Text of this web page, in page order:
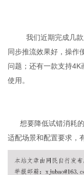
我们近期完成几
同步推流效果好，操作
问题；还有一款支持4K
使用。
想要降低试错消耗
适配场景和配置要求，